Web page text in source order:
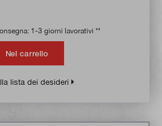
1-3 giorni lavorativi **
Nel carrello
lista dei desideri